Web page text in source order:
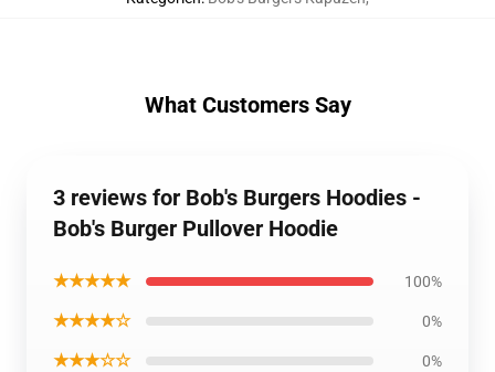
What Customers Say
3 reviews for Bob's Burgers Hoodies -
Bob's Burger Pullover Hoodie
★★★★★ 100%
★★★★☆ 0%
★★★☆☆ 0%